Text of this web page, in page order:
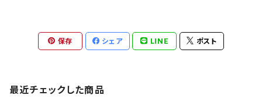
保存 シェア LINE ポスト
最近チェックした商品